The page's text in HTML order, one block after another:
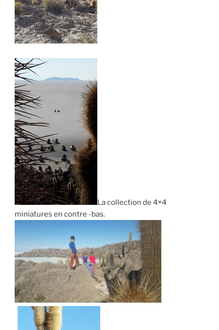
La collection de 4×4
miniatures en contre -bas.